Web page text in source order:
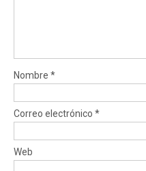
Nombre *
Correo electrónico *
Web